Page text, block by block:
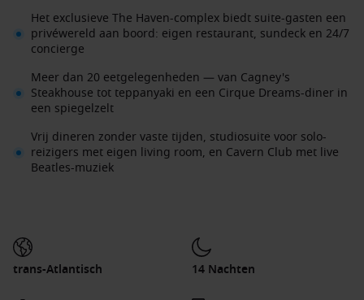
Het exclusieve The Haven-complex biedt suite-gasten een
privéwereld aan boord: eigen restaurant, sundeck en 24/7
concierge
Meer dan 20 eetgelegenheden — van Cagney's
Steakhouse tot teppanyaki en een Cirque Dreams-diner in
een spiegelzelt
Vrij dineren zonder vaste tijden, studiosuite voor solo-
reizigers met eigen living room, en Cavern Club met live
Beatles-muziek
trans-Atlantisch 14 Nachten